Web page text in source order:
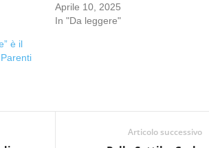
Aprile 10, 2025
In "Da leggere"
è il
Articolo successivo